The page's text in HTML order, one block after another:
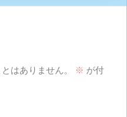
はありません。 ※ が付